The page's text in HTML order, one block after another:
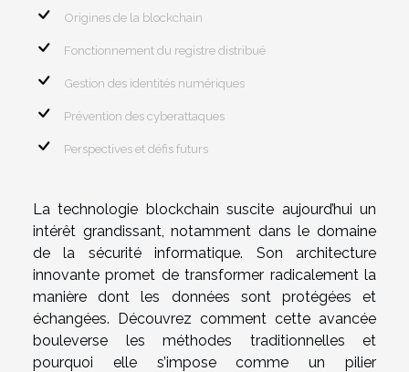
Origines de la blockchain
Fonctionnement du registre distribué
Gestion des identités numériques
Prévention des cyberattaques
Perspectives et défis futurs
La technologie blockchain suscite aujourd’hui un
intérêt grandissant, notamment dans le domaine
de la sécurité informatique. Son architecture
innovante promet de transformer radicalement la
manière dont les données sont protégées et
échangées. Découvrez comment cette avancée
bouleverse les méthodes traditionnelles et
pourquoi elle s’impose comme un pilier